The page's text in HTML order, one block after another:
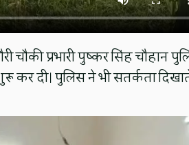
चौकी प्रभारी पुष्कर सिंह चौहान
कर दी। पुलिस ने भी सतर्कता